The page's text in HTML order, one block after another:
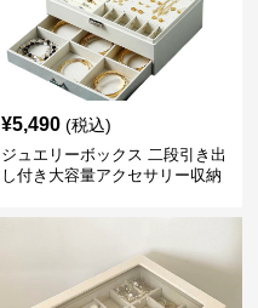
¥5,490 (税込)
ジュエリーボックス 二段引き出
し付き大容量アクセサリー収納